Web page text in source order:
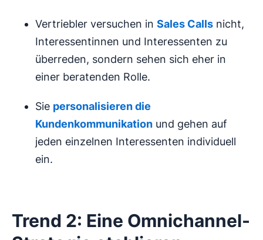
Vertriebler versuchen in Sales Calls nicht,
Interessentinnen und Interessenten zu
überreden, sondern sehen sich eher in
einer beratenden Rolle.
Sie personalisieren die
Kundenkommunikation und gehen auf
jeden einzelnen Interessenten individuell
ein.
Trend 2: Eine Omnichannel-